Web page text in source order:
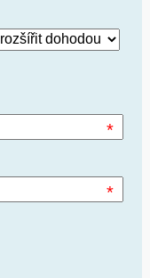
*
*